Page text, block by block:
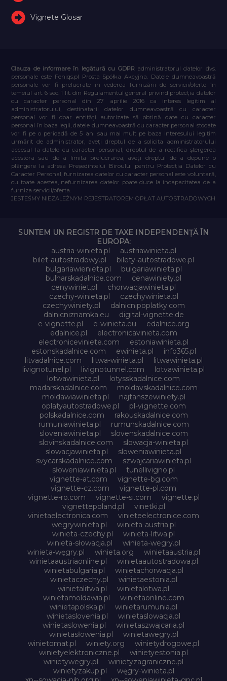
Vignete Glosar
Clauza de informare în legătură cu GDPR administratorul datelor dvs.
personale este Feniqs.pl Prosta Spółka Akcyjna. Datele dumneavoastră
personale vor fi prelucrate în vederea furnizării de servicii/oferte în
temeiul art. 6 sec. 1 lit. din Regulamentul general privind protecția datelor
cu caracter personal din 27 aprilie 2016 ca interes legitim al
administratorului, destinatarii datelor dumneavoastră cu caracter
personal vor fi doar entități autorizate să obțină date cu caracter
personal în baza legii, datele dumneavoastră cu caracter personal stocate
vor fi pe o perioadă de 5 ani sau mai mult pe baza interesului legitim
urmărit de administrator, aveți dreptul de a solicita administratorului
accesul la datele cu caracter personal, dreptul de a rectifica ștergerea
acestora sau de a limita prelucrarea, aveți dreptul de a depune o
plângere la adresa Președintelui Biroului pentru Protecția Datelor cu
Caracter Personal, furnizarea datelor cu caracter personal este voluntară,
cu toate acestea, nefurnizarea datelor poate duce la incapacitatea de a
furniza servicii/oferta.
JESTEŚMY NIEZALEŻNYM REJESTRATOREM OPŁAT AUTOSTRADOWYCH
SUNTEM UN REGISTR DE TAXE INDEPENDENȚĂ ÎN
EUROPA:
austria-winieta.pl
austriawinieta.pl
bilet-autostradowy.pl
bilety-autostradowe.pl
bulgariawienieta.pl
bulgariawinieta.pl
bulharskadalnice.com
cenawiniety.pl
cenywiniet.pl
chorwacjawinieta.pl
czechy-winieta.pl
czechywinieta.pl
czechywiniety.pl
dalnicnipoplatky.com
dalnicniznamka.eu
digital-vignette.de
e-vignette.pl
e-winieta.eu
edalnice.org
edalnice.pl
electronicavinieta.com
electroniceviniete.com
estoniawinieta.pl
estonskadalnice.com
ewinieta.pl
info365.pl
litvadalnice.com
litwa-winieta.pl
litwawinieta.pl
livignotunel.pl
livignotunnel.com
lotvawinieta.pl
lotwawinieta.pl
lotysskadalnice.com
madarskadalnice.com
moldavskadalnice.com
moldawiawinieta.pl
najtanszewiniety.pl
oplatyautostradowe.pl
pl-vignette.com
polskadalnice.com
rakouskadalnice.com
rumuniawinieta.pl
rumunskadalnice.com
sloveniawinieta.pl
slovenskadalnice.com
slovinskadalnice.com
slowacja-winieta.pl
slowacjawinieta.pl
sloweniawinieta.pl
svycarskadalnice.com
szwajcariawinieta.pl
słoweniawinieta.pl
tunellivigno.pl
vignette-at.com
vignette-bg.com
vignette-cz.com
vignette-pl.com
vignette-ro.com
vignette-si.com
vignette.pl
vignettepoland.pl
vinetki.pl
vinietaelectronica.com
vinieteelectronice.com
wegrywinieta.pl
winieta-austria.pl
winieta-czechy.pl
winieta-litwa.pl
winieta-słowacja.pl
winieta-wegry.pl
winieta-węgry.pl
winieta.org
winietaaustria.pl
winietaaustriaonline.pl
winietaautostradowa.pl
winietabulgaria.pl
winietachorwacja.pl
winietaczechy.pl
winietaestonia.pl
winietalitwa.pl
winietalotwa.pl
winietamoldawia.pl
winietaonline.com
winietapolska.pl
winietarumunia.pl
winietaslovenia.pl
winietaslowacja.pl
winietaslowenia.pl
winietaszwajcaria.pl
winietasłowenia.pl
winietawegry.pl
winietomat.pl
winiety.org
winietydrogowe.pl
winietyelektroniczne.pl
winietyestonia.pl
winietywegry.pl
winietyzagraniczne.pl
winietyzakup.pl
węgry-winieta.pl